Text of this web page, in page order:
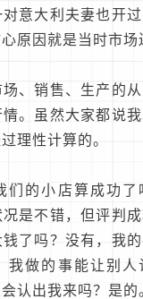
意大利夫妻也开过
原因就是当时市场
、销售、生产的
。虽然大家都说
理性计算的。
们的小店算成功了
是不错，但评判
了吗？没有，我
我做的事能让别人
认出我来吗？是的